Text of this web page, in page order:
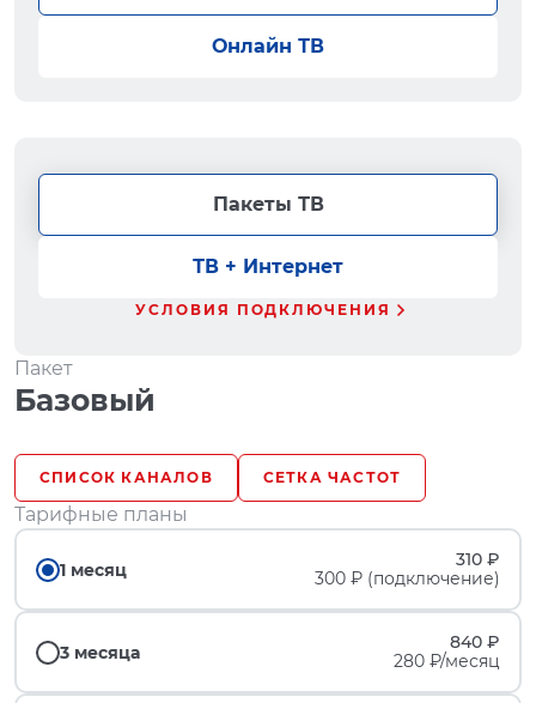
Онлайн ТВ
Пакеты ТВ
ТВ + Интернет
УСЛОВИЯ ПОДКЛЮЧЕНИЯ
Пакет
Базовый
СПИСОК КАНАЛОВ СЕТКА ЧАСТОТ
Тарифные планы
1 месяц
310 ₽
300 ₽ (подключение)
3 месяца
840 ₽
280 ₽/месяц